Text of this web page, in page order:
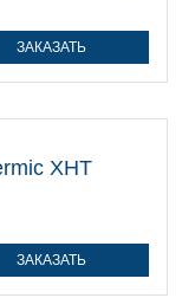
ЗАКАЗАТЬ
ЗАКАЗАТЬ